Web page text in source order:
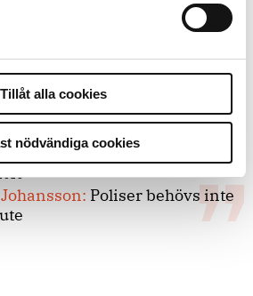
Tillåt alla cookies
nödvändiga cookies
Med för höga krav på evidens
inte göra något alls
Poliser behövs inte